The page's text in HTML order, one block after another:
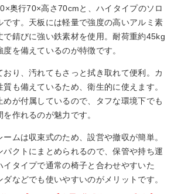
奥行70×高さ70cmと、ハイタイプのソロ
です。天板には軽量で強度の高いアルミ素
で錆びに強い鉄素材を使用。耐荷重約45kg
を備えているのが特徴です。
おり、汚れてもさっと拭き取れて便利。カ
も備えているため、衛生的に使えます。
めが付属しているので、タフな環境下でも
作れるのが魅力です。
ムは収束式のため、設営や撤収が簡単。
パクトにまとめられるので、保管や持ち運
タイプで通常の椅子と合わせやすいた
などでも使いやすいのがメリットです。